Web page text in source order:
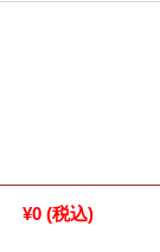
¥0 (税込)